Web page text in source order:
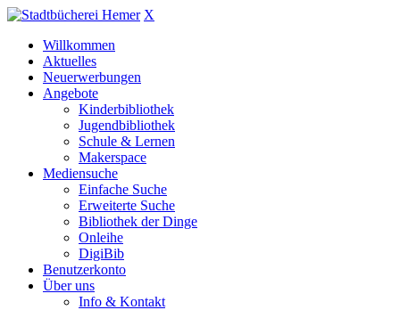
X
Willkommen
Aktuelles
Neuerwerbungen
Angebote
Kinderbibliothek
Jugendbibliothek
Schule & Lernen
Makerspace
Mediensuche
Einfache Suche
Erweiterte Suche
Bibliothek der Dinge
Onleihe
DigiBib
Benutzerkonto
Über uns
Info & Kontakt